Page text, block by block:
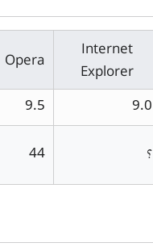
Internet
Explorer
Opera
9.0
9.5
؟ 44